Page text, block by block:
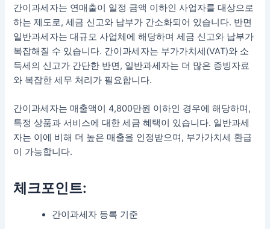
간이과세자는 연매출이 일정 금액 이하인 사업자를 대상으로
하는 제도로, 세금 신고와 납부가 간소화되어 있습니다. 반면
일반과세자는 대규모 사업체에 해당하며 세금 신고와 납부가
복잡해질 수 있습니다. 간이과세자는 부가가치세(VAT)와 소
득세의 신고가 간단한 반면, 일반과세자는 더 많은 증빙자료
와 복잡한 세무 처리가 필요합니다.
간이과세자는 매출액이 4,800만원 이하인 경우에 해당하며,
특정 상품과 서비스에 대한 세금 혜택이 있습니다. 일반과세
자는 이에 비해 더 높은 매출을 인정받으며, 부가가치세 환급
이 가능합니다.
체크포인트:
간이과세자 등록 기준